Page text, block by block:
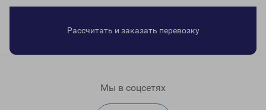
Рассчитать и заказать перевозку
Мы в соцсетях